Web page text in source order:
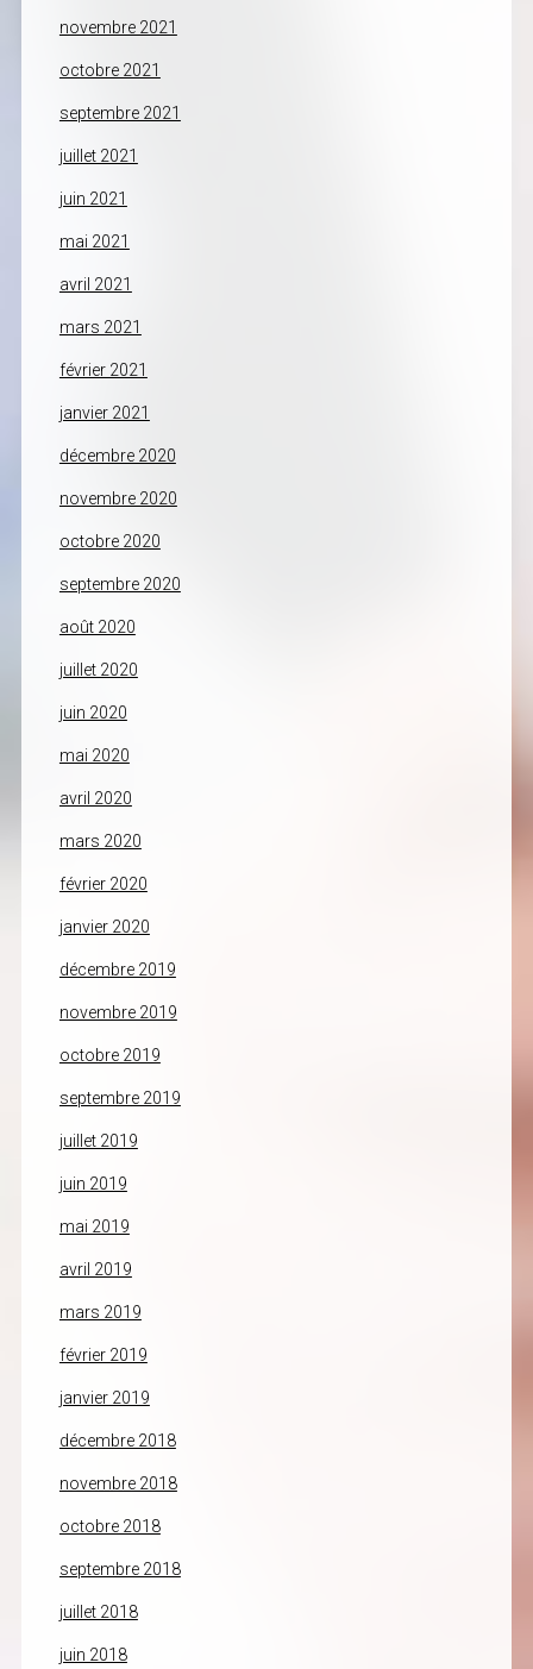
novembre 2021
octobre 2021
septembre 2021
juillet 2021
juin 2021
mai 2021
avril 2021
mars 2021
février 2021
janvier 2021
décembre 2020
novembre 2020
octobre 2020
septembre 2020
août 2020
juillet 2020
juin 2020
mai 2020
avril 2020
mars 2020
février 2020
janvier 2020
décembre 2019
novembre 2019
octobre 2019
septembre 2019
juillet 2019
juin 2019
mai 2019
avril 2019
mars 2019
février 2019
janvier 2019
décembre 2018
novembre 2018
octobre 2018
septembre 2018
juillet 2018
juin 2018